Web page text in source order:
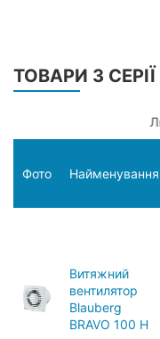
ТОВАРИ З СЕРІЇ
Фото Найменування
Витяжний
вентилятор
Blauberg
BRAVO 100 H